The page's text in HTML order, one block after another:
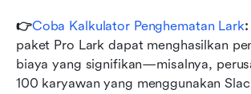
👉Coba Kalkulator Penghematan Lark:
paket Pro Lark dapat menghasilkan
biaya yang signifikan—misalnya,
100 karyawan yang menggunakan